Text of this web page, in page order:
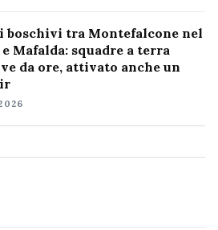
boschivi tra Montefalcone nel
Mafalda: squadre a terra
da ore, attivato anche un